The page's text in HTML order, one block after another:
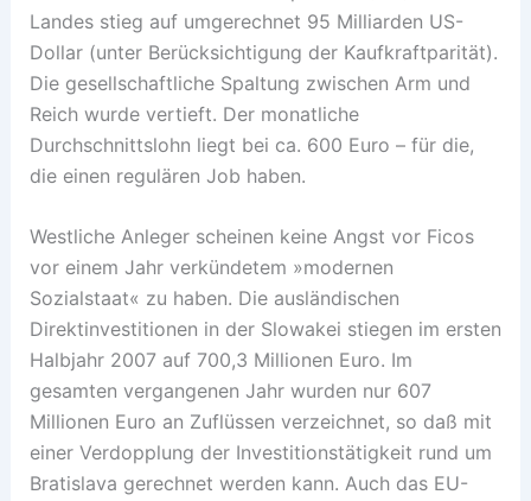
Landes stieg auf umgerechnet 95 Milliarden US-
Dollar (unter Berücksichtigung der Kaufkraftparität).
Die gesellschaftliche Spaltung zwischen Arm und
Reich wurde vertieft. Der monatliche
Durchschnittslohn liegt bei ca. 600 Euro – für die,
die einen regulären Job haben.
Westliche Anleger scheinen keine Angst vor Ficos
vor einem Jahr verkündetem »modernen
Sozialstaat« zu haben. Die ausländischen
Direktinvestitionen in der Slowakei stiegen im ersten
Halbjahr 2007 auf 700,3 Millionen Euro. Im
gesamten vergangenen Jahr wurden nur 607
Millionen Euro an Zuflüssen verzeichnet, so daß mit
einer Verdopplung der Investitionstätigkeit rund um
Bratislava gerechnet werden kann. Auch das EU-